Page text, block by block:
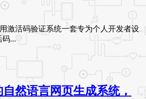
激活码验证系统一套专为个人开发者设
码...
然语言网页生成系统，